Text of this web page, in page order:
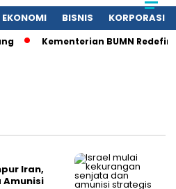
EKONOMI BISNIS KORPORASI
Kementerian BUMN
Iran,
Amunisi